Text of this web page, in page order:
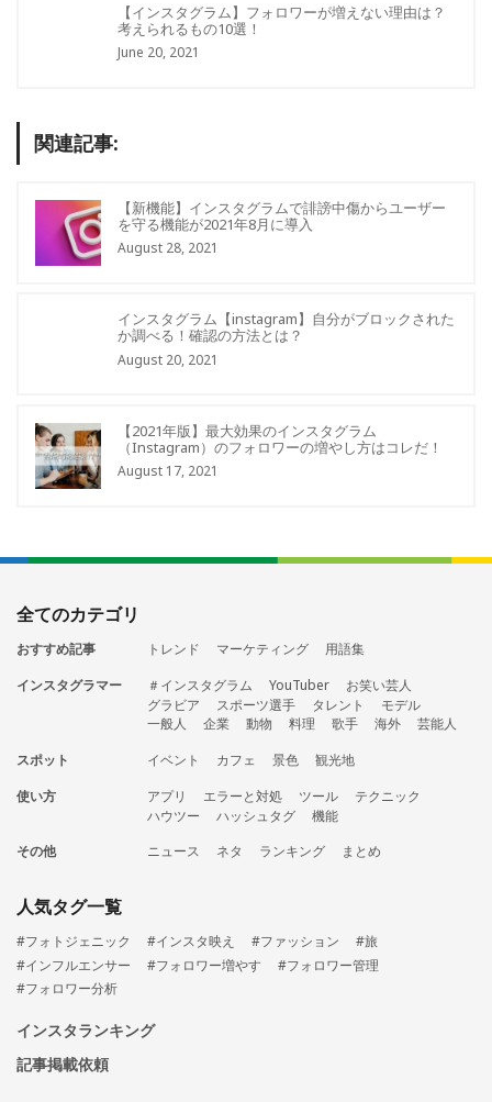
【インスタグラム】フォロワーが増えない理由は？
考えられるもの10選！
June 20, 2021
関連記事:
【新機能】インスタグラムで誹謗中傷からユーザー
を守る機能が2021年8月に導入
August 28, 2021
インスタグラム【instagram】自分がブロックされた
か調べる！確認の方法とは？
August 20, 2021
【2021年版】最大効果のインスタグラム
（Instagram）のフォロワーの増やし方はコレだ！
August 17, 2021
全てのカテゴリ
おすすめ記事 トレンド マーケティング
用語集
インスタグラマー
＃インスタグラム YouTuber
お笑い芸人
グラビア
スポーツ選手 タレント
モデル
一般人
企業 動物 料理 歌手 海外
芸能人
スポット
イベント カフェ 景色
観光地
使い方
アプリ エラーと対処 ツール
テクニック
ハウツー
ハッシュタグ
機能
その他
ニュース ネタ ランキング まとめ
人気タグ一覧
#フォトジェニック #インスタ映え #ファッション
#旅
#インフルエンサー
#フォロワー増やす
#フォロワー管理
#フォロワー分析
インスタランキング
記事掲載依頼